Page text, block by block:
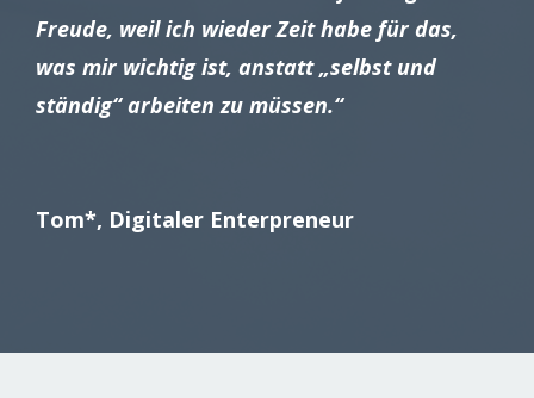
Freude, weil ich wieder Zeit habe für das,
was mir wichtig ist, anstatt „selbst und
ständig“ arbeiten zu müssen.“
Tom*, Digitaler Enterpreneur